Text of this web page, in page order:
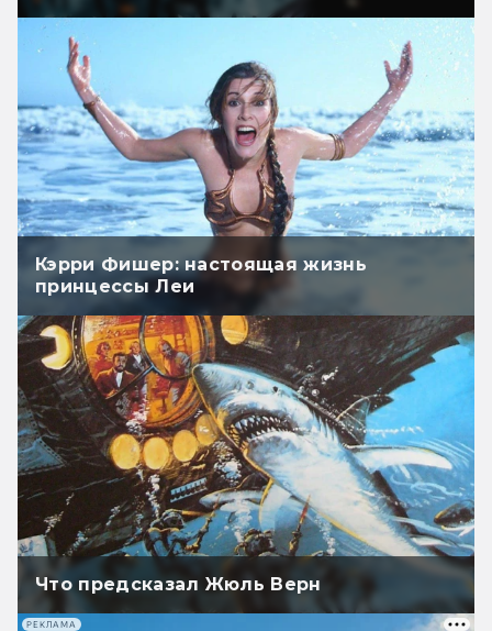
Кэрри Фишер: настоящая жизнь
принцессы Леи
Что предсказал Жюль Верн
РЕКЛАМА